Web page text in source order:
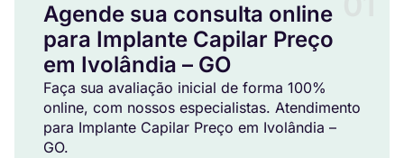
Agende sua consulta online
para Implante Capilar Preço
em Ivolândia – GO
Faça sua avaliação inicial de forma 100%
online, com nossos especialistas. Atendimento
para Implante Capilar Preço em Ivolândia –
GO.